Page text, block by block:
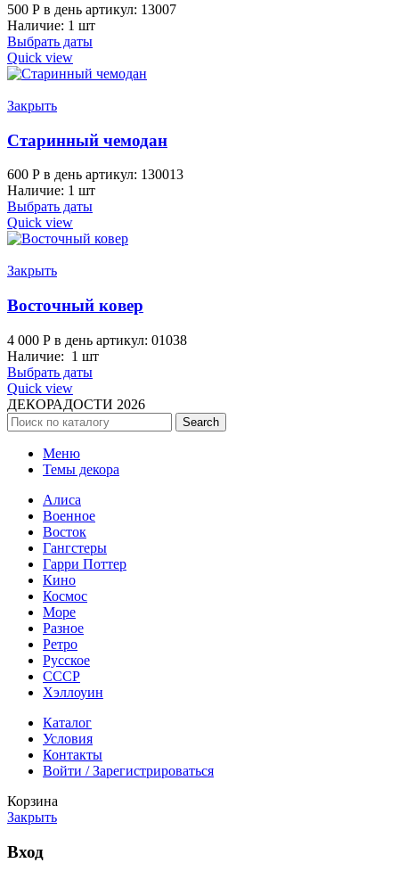
500 Р в день артикул: 13007
Наличие: 1 шт
Выбрать даты
Quick view
Закрыть
Старинный чемодан
600 Р в день артикул: 130013
Наличие: 1 шт
Выбрать даты
Quick view
Закрыть
Восточный ковер
4 000 Р в день артикул: 01038
Наличие: 1 шт
Выбрать даты
Quick view
ДЕКОРАДОСТИ 2026
Search
Меню
Темы декора
Алиса
Военное
Восток
Гангстеры
Гарри Поттер
Кино
Космос
Море
Разное
Ретро
Русское
СССР
Хэллоуин
Каталог
Условия
Контакты
Войти / Зарегистрироваться
Корзина
Закрыть
Вход